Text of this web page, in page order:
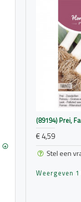
(89194) Prei,
€ 4,59
Stel een
Weergeven